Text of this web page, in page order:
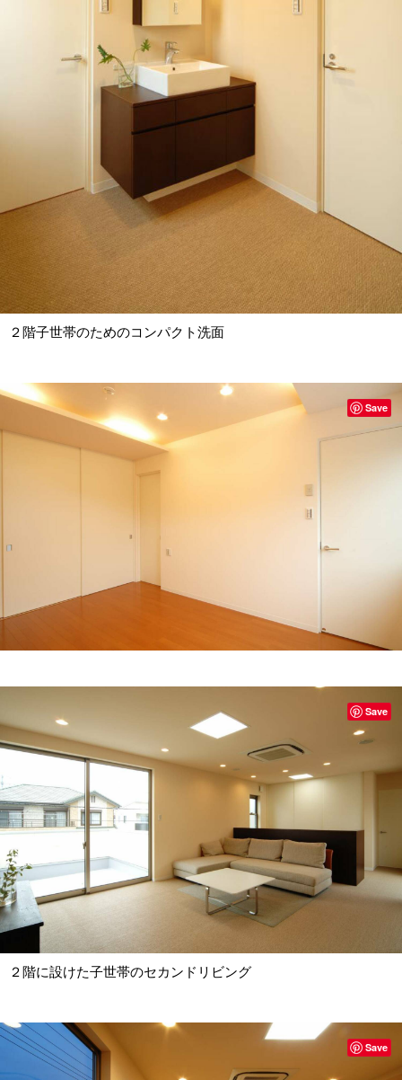
２階子世帯のためのコンパクト洗面
Save
２階に設けた子世帯のセカンドリビング
Save
Save